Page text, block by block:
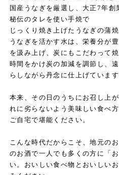
国産うなぎを厳選し、大正7年
秘伝のタレを使い手焼で
じっくり焼き上げたうなぎの蒲焼
うなぎを活かす水は、栄養分が
を汲み上げ、炭にもこだわって
時間をかけ炭の加減を調節し、
らしながら丹念に仕上げています
本来、その日のうちにお召し上
れに劣らないよう美味しい食べ
ご自宅で堪能ください。
こんな時代だからこそ、地元の
のお酒で一人でも多くの方に「
い。おいしい食べ物とおいしい